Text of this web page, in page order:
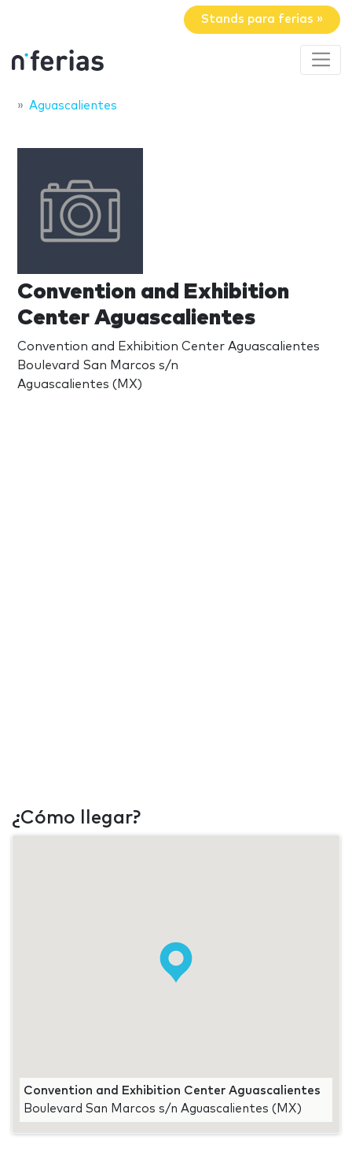
Stands para ferias »
Aguascalientes
Convention and Exhibition
Center Aguascalientes
Convention and Exhibition Center Aguascalientes
Boulevard San Marcos s/n
Aguascalientes (MX)
¿Cómo llegar?
Convention and Exhibition Center Aguascalientes
Boulevard San Marcos s/n Aguascalientes (MX)